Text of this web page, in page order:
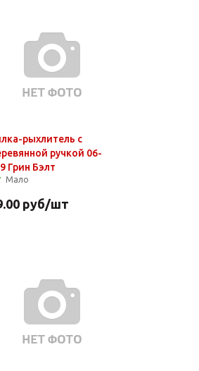
рыхлитель с
ручкой 06-
Грин Бэлт
Мало
руб/шт